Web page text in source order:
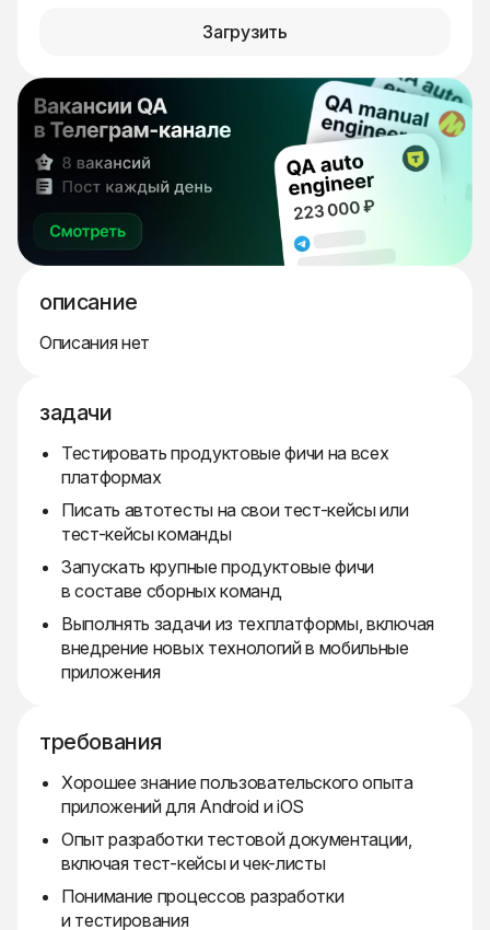
Загрузить
описание
Описания нет
задачи
Тестировать продуктовые фичи на всех
платформах
Писать автотесты на свои тест-кейсы или
тест-кейсы команды
Запускать крупные продуктовые фичи
в составе сборных команд
Выполнять задачи из техплатформы, включая
внедрение новых технологий в мобильные
приложения
требования
Хорошее знание пользовательского опыта
приложений для Android и iOS
Опыт разработки тестовой документации,
включая тест-кейсы и чек-листы
Понимание процессов разработки
и тестирования